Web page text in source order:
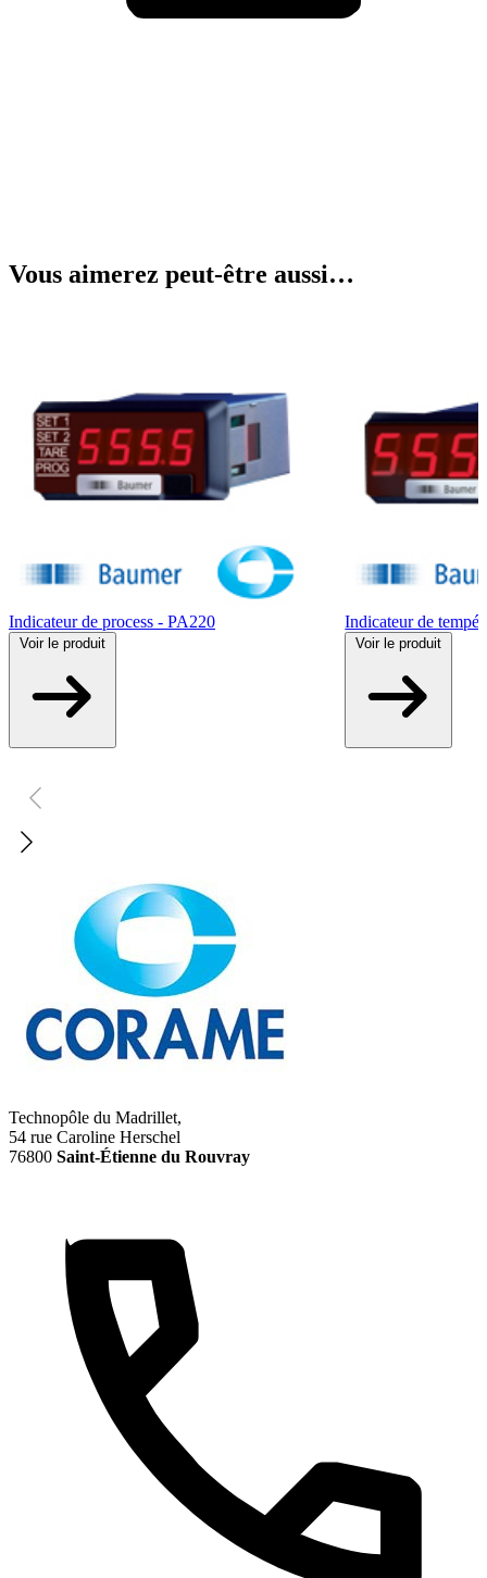
Vous aimerez peut-être aussi…
Indicateur de process - PA220
Voir le produit
Indicateur de
Voir le produit
Technopôle du Madrillet,
54 rue Caroline Herschel
76800 Saint-Étienne du Rouvray